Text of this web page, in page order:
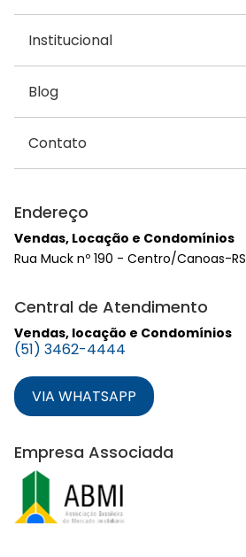
Institucional
Blog
Contato
Endereço
Vendas, Locação e Condomínios
Rua Muck nº 190 - Centro/Canoas-RS
Central de Atendimento
Vendas, locação e Condomínios
(51) 3462-4444
VIA WHATSAPP
Empresa Associada